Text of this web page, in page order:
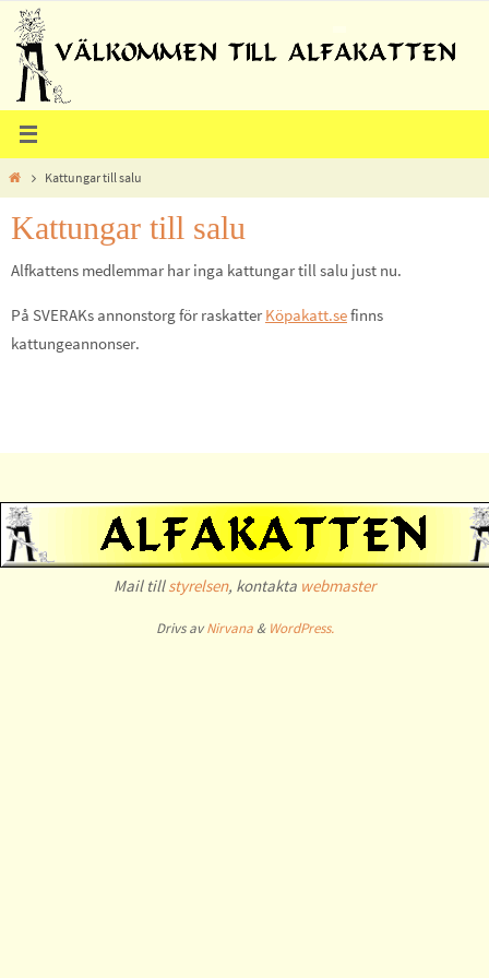
Hoppa
till
innehållet
HomeKattungar till salu
Kattungar till salu
Alfkattens medlemmar har inga kattungar till salu just nu.
På SVERAKs annonstorg för raskatter Köpakatt.sefinns
kattungeannonser.
Mail tillstyrelsen, kontakta webmaster
Drivs avNirvana& WordPress.